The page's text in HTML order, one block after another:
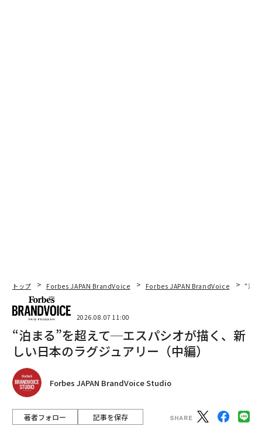
トップ Forbes JAPAN BrandVoice Forbes JAPAN BrandVoice “泊
2026.08.07 11:00
“泊まる”を超えて─エスパシオが描く、新
しい日本のラグジュアリー（中編）
Forbes JAPAN BrandVoice Studio
著者フォロー 記事を保存